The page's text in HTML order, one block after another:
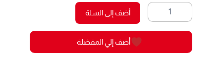
كمية
أوتيل
روزان
أضف إلى السلة
أضف إلي المفضلة